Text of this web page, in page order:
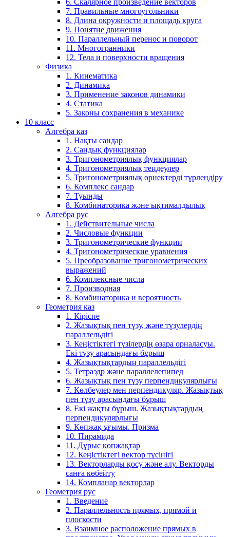
7. Правильные многоугольники
8. Длина окружности и площадь круга
9. Понятие движения
10. Параллельный перенос и поворот
11. Многогранники
12. Тела и поверхности вращения
Физика
1. Кинематика
2. Динамика
3. Применение законов динамики
4. Статика
5. Законы сохранения в механике
10 класс
Алгебра каз
1. Нақты сандар
2. Сандық функциялар
3. Тригонометриялық функциялар
4. Тригонометриялық теңдеулер
5. Тригонометриялық өрнектерді түрлендіру
6. Комплекс сандар
7. Туынды
8. Комбинаторика және ықтималдылық
Алгебра рус
1. Действительные числа
2. Числовые функции
3. Тригонометрические функции
4. Тригонометрические уравнения
5. Преобразование тригонометрических
выражений
6. Комплексные числа
7. Производная
8. Комбинаторика и вероятность
Геометрия каз
1. Кіріспе
2. Жазықтық пен түзу, және түзулердің
параллельдігі
3. Кеңістіктегі түзілердің өзара орналасуы.
Екі түзу арасындағы бұрыш
4. Жазықтықтардың параллельдігі
5. Тетраэдр және параллелепипед
6. Жазықтық пен түзу перпендикулярлығы
7. Көлбеулер мен перпендикуляр. Жазықтық
пен түзу арасындағы бұрыш
8. Екі жақты бұрыш. Жазықтықтардың
перпендикулярлығы
9. Көпжақ ұғымы. Призма
10. Пирамида
11. Дұрыс көпжақтар
12. Кеңістіктегі вектор түсінігі
13. Векторларды қосу және алу. Векторды
санға көбейту
14. Компланар векторлар
Геометрия рус
1. Введение
2. Параллельность прямых, прямой и
плоскости
3. Взаимное расположение прямых в